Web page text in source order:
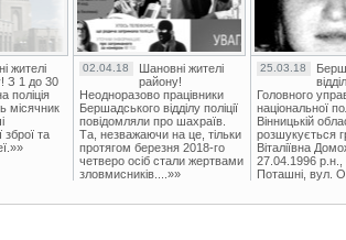
жителі
З 1 до 30
поліція
місячник
зброї та
02.04.18
Шановні жителі
району!
Неодноразово працівники
Бершадського відділу поліції
повідомляли про шахраїв.
Та, незважаючи на це, тільки
протягом березня 2018-го
четверо осіб стали жертвами
зловмисників....»»
25.03.18
Головного
національної
Вінницькій
розшукується
Віталіївна
27.04.1996 р.н.,
Поташні, вул.